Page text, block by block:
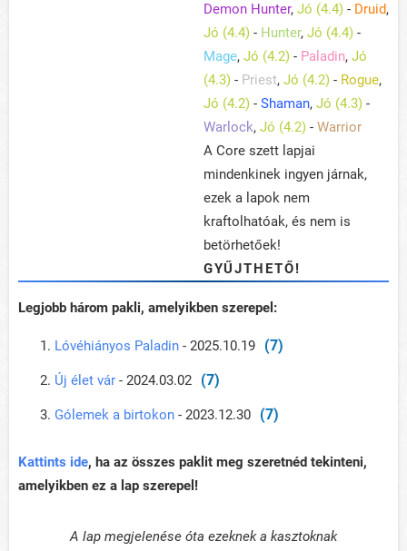
Demon Hunter, Jó (4.4) - Druid,
Jó (4.4) - Hunter, Jó (4.4) -
Mage, Jó (4.2) - Paladin, Jó
(4.3) - Priest, Jó (4.2) - Rogue,
Jó (4.2) - Shaman, Jó (4.3) -
Warlock, Jó (4.2) - Warrior
A Core szett lapjai
mindenkinek ingyen járnak,
ezek a lapok nem
kraftolhatóak, és nem is
betörhetőek!
GYŰJTHETŐ!
Legjobb három pakli, amelyikben szerepel:
Lóvéhiányos Paladin - 2025.10.19 (7)
Új élet vár - 2024.03.02 (7)
Gólemek a birtokon - 2023.12.30 (7)
Kattints ide, ha az összes paklit meg szeretnéd tekinteni,
amelyikben ez a lap szerepel!
A lap megjelenése óta ezeknek a kasztoknak